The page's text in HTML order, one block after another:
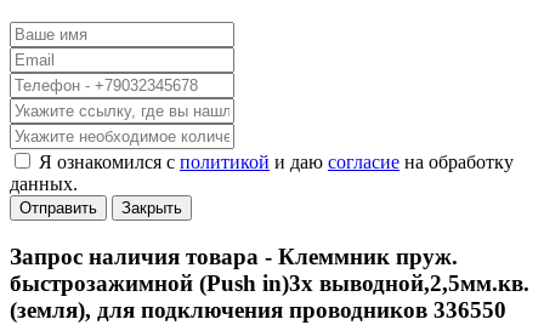
Я ознакомился с политикой и даю согласие на обработку
данных.
Отправить Закрыть
Запрос наличия товара - Клеммник пруж.
быстрозажимной (Push in)3х выводной,2,5мм.кв.
(земля), для подключения проводников 336550